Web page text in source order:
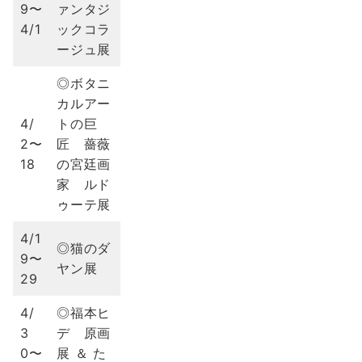
9〜
4/1
ァンタジ
ックコラ
ージュ展
4/
2〜
18
◎ボタニ
カルアー
トの巨
匠 薔薇
の宮廷画
家 ルド
ゥーテ展
4/1
9〜
29
◎猫のダ
ヤン展
4/
3
0〜
◎福本ヒ
デ 原画
展 ＆ た